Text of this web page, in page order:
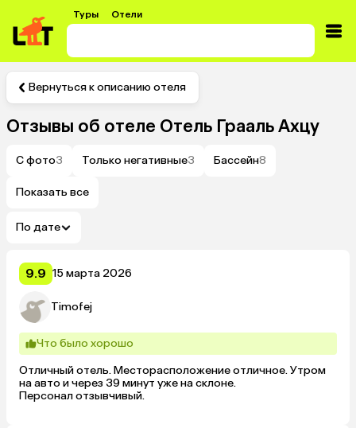
Туры Отели
Вернуться к описанию отеля
Отзывы об отеле Отель Грааль Ахцу
С фото3 Только негативные3 Бассейн8
Показать все
По дате
9.9 15 марта 2026
Timofej
Что было хорошо
Отличный отель. Месторасположение отличное. Утром
на авто и через 39 минут уже на склоне.
Персонал отзывчивый.